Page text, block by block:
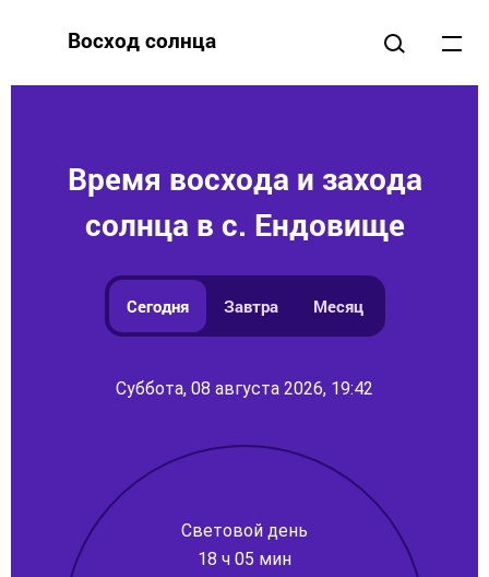
Восход солнца
Время восхода и захода
солнца в с. Ендовище
Сегодня Завтра Месяц
Суббота, 08 августа 2026, 19:42
Световой день
18 ч 05 мин